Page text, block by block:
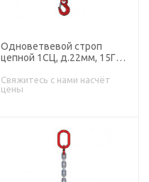
Одноветвевой строп
цепной 1СЦ, д.22мм, 15Г/п,
Свяжитесь с нами насчёт
цены